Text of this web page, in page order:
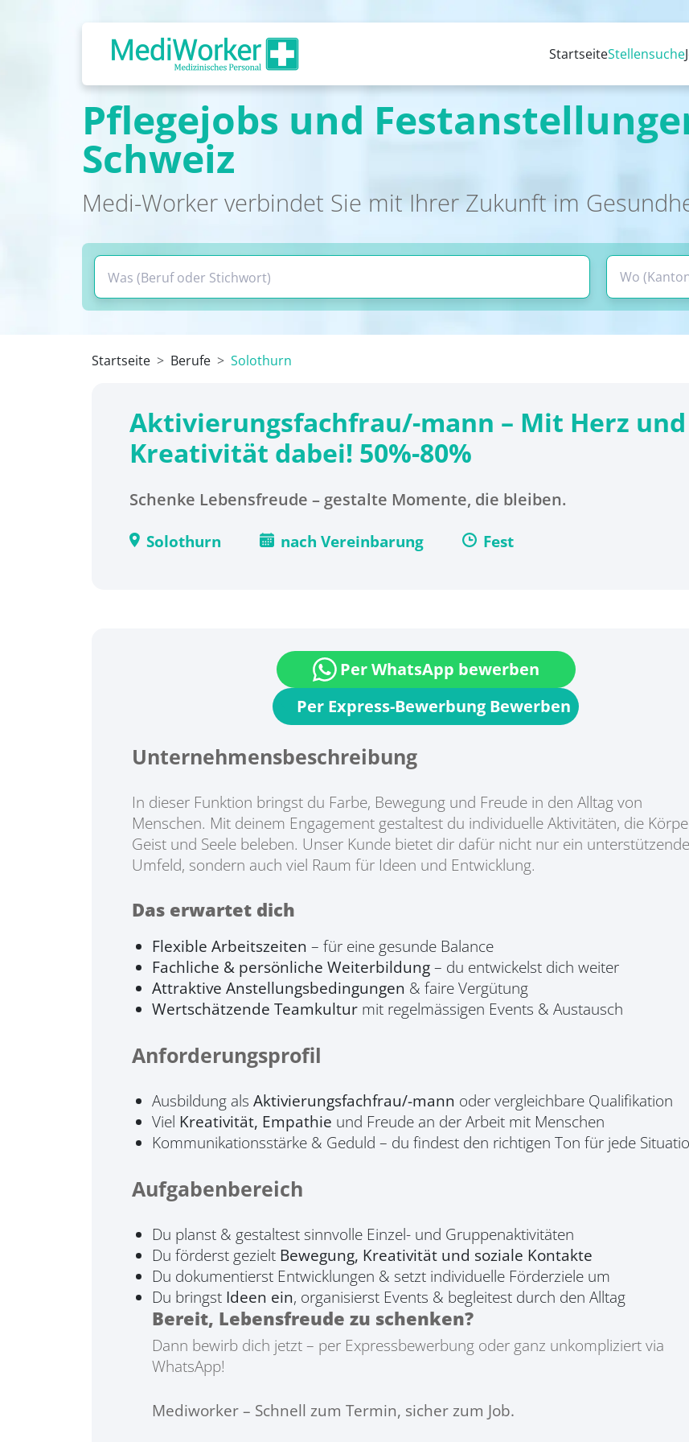
StartseiteStellensuche
Pflegejobs und
Schweiz
Medi-Worker verbindet Sie mit Ihrer Zukunft im
Startseite Berufe Solothurn
Aktivierungsfachfrau/-mann – Mit Herz und
Kreativität dabei! 50%-80%
Schenke Lebensfreude – gestalte Momente, die bleiben.
Solothurn nach Vereinbarung Fest
Per Express-Bewerbung Bewerben
Per WhatsApp bewerben
Unternehmensbeschreibung
In dieser Funktion bringst du Farbe, Bewegung und Freude in den Alltag von
Menschen. Mit deinem Engagement gestaltest du individuelle Aktivitäten, die
Geist und Seele beleben. Unser Kunde bietet dir dafür nicht nur ein
Umfeld, sondern auch viel Raum für Ideen und Entwicklung.
Das erwartet dich
Flexible Arbeitszeiten – für eine gesunde Balance
Fachliche & persönliche Weiterbildung– du entwickelst dich weiter
Attraktive Anstellungsbedingungen & faire Vergütung
Wertschätzende Teamkultur mit regelmässigen Events & Austausch
Anforderungsprofil
Ausbildung als Aktivierungsfachfrau/-mann oder vergleichbare Qualifikation
Viel Kreativität, Empathie und Freude an der Arbeit mit Menschen
Kommunikationsstärke & Geduld – du findest den richtigen Ton für jede
Aufgabenbereich
Du planst & gestaltest sinnvolle Einzel- und Gruppenaktivitäten
Du förderst gezielt Bewegung, Kreativität und soziale Kontakte
Du dokumentierst Entwicklungen & setzt individuelle Förderziele um
Du bringst Ideen ein, organisierst Events & begleitest durch den Alltag
Bereit, Lebensfreude zu schenken?
Dann bewirb dich jetzt – per Expressbewerbung oder ganz unkompliziert via
WhatsApp!
Mediworker – Schnell zum Termin, sicher zum Job.